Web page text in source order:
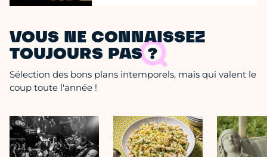
VOUS NE CONNAISSEZ
TOUJOURS PAS ?
Sélection des bons plans intemporels, mais qui valent le
coup toute l'année !